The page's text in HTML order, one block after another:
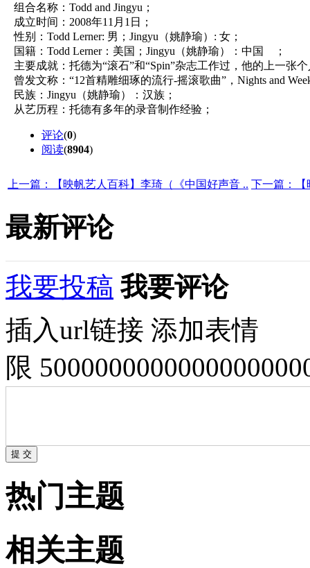
组合名称：Todd and Jingyu；
成立时间：2008年11月1日；
性别：Todd Lerner: 男；Jingyu（姚静瑜）: 女；
国籍：Todd Lerner：美国；Jingyu（姚静瑜）：中国 ；
主要成就：托德为“滚石”和“Spin”杂志工作过，他的上一张
曾发文称：“12首精雕细琢的流行-摇滚歌曲”，Nights and
民族：Jingyu（姚静瑜）：汉族；
从艺历程：托德有多年的录音制作经验；
评论(0)
阅读(8904)
上一篇：【映帆艺人百科】李琦（《中国好声音 .. 下一篇：【
最新评论
我要投稿 我要评论
插入url链接 添加表情
限
热门主题
相关主题